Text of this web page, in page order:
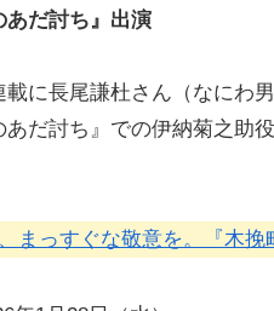
あだ討ち』出演
に長尾謙杜さん（なにわ
だ討ち』での伊納菊之助
まっすぐな敬意を。『木